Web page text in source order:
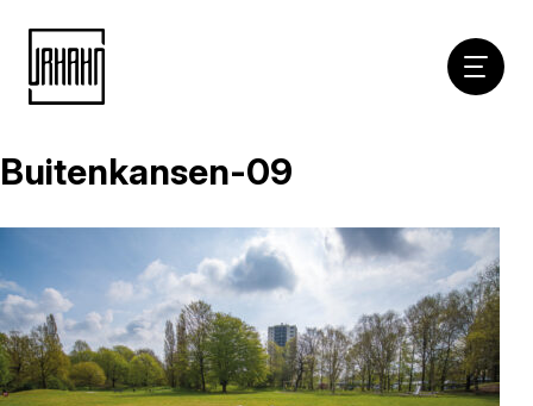
Naar
Buitenkansen-09